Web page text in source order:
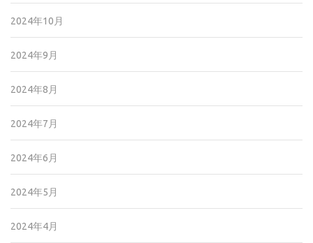
2024年10月
2024年9月
2024年8月
2024年7月
2024年6月
2024年5月
2024年4月